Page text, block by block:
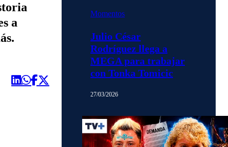
a
Momentos
Julio César
Rodríguez llega a
MEGA para trabajar
con Tonka Tomicic
27/03/2026